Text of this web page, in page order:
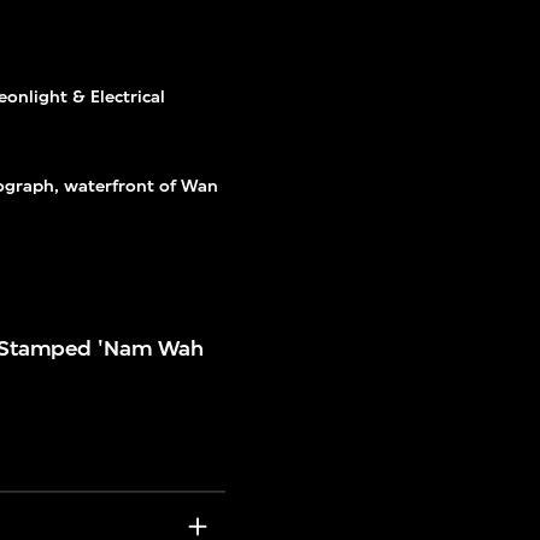
& Electrical
waterfront of Wan
'Nam Wah